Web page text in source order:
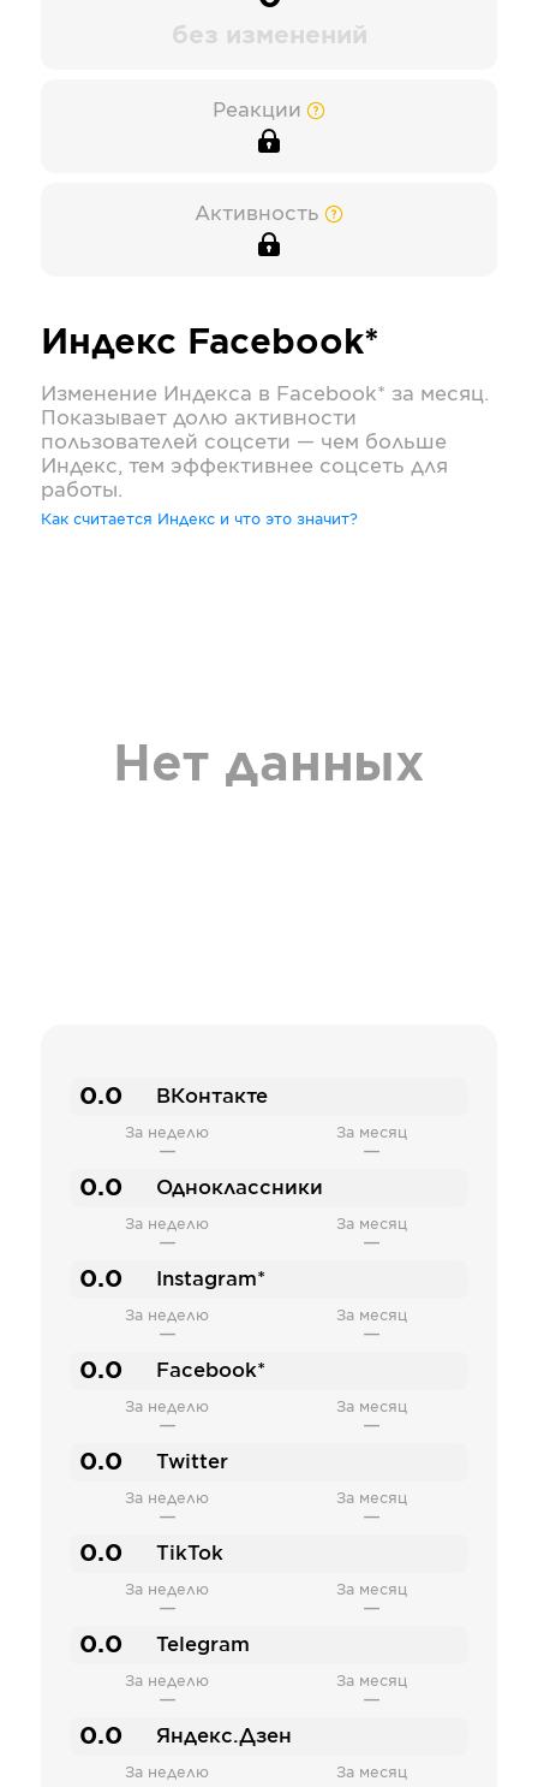
без изменений
Реакции
Активность
Индекс Facebook*
Изменение Индекса в Facebook* за месяц.
Показывает долю активности
пользователей соцсети — чем больше
Индекс, тем эффективнее соцсеть для
работы.
Как считается Индекс и что это значит?
Нет данных
0.0 ВКонтакте
За неделю
—
За месяц
—
0.0 Одноклассники
За неделю
—
За месяц
—
0.0 Instagram*
За неделю
—
За месяц
—
0.0 Facebook*
За неделю
—
За месяц
—
0.0 Twitter
За неделю
—
За месяц
—
0.0 TikTok
За неделю
—
За месяц
—
0.0 Telegram
За неделю
—
За месяц
—
0.0 Яндекс.Дзен
За неделю За месяц